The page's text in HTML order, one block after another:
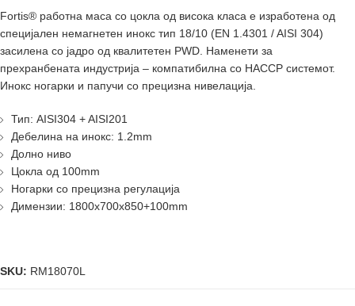
Fortis® работнa масa со цокла од висока класа е изработенa од
специјален немагнетен инокс тип 18/10 (EN 1.4301 / AISI 304)
засиленa со јадро од квалитетен PWD. Наменети за
прехранбената индустрија – компатибилнa со HACCP системот.
Инокс ногарки и папучи со прецизна нивелација.
Тип: AISI304 + AISI201
Дебелина на инокс: 1.2mm
Долно ниво
Цокла од 100mm
Ногарки со прецизна регулација
Димензии: 1800x700x850+100mm
SKU: RM18070L